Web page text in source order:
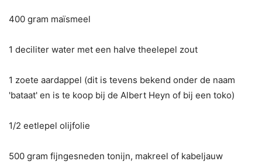
400 gram maïsmeel
1 deciliter water met een halve theelepel zout
1 zoete aardappel (dit is tevens bekend onder de naam
'bataat' en is te koop bij de Albert Heyn of bij een toko)
1/2 eetlepel olijfolie
500 gram fijngesneden tonijn, makreel of kabeljauw